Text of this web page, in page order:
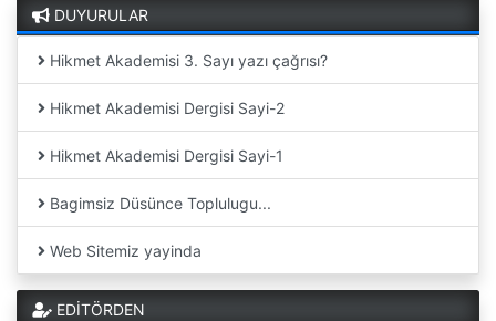
DUYURULAR
Hikmet Akademisi 3. Sayı yazı çağrısı?
Hikmet Akademisi Dergisi Sayi-2
Hikmet Akademisi Dergisi Sayi-1
Bagimsiz Düsünce Toplulugu...
Web Sitemiz yayinda
EDİTÖRDEN